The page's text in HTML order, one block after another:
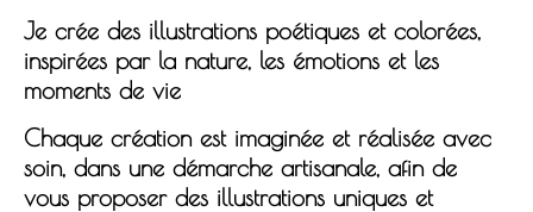
Je crée des illustrations poétiques et colorées,
inspirées par la nature, les émotions et les
moments de vie
Chaque création est imaginée et réalisée avec
soin, dans une démarche artisanale, afin de
vous proposer des illustrations uniques et